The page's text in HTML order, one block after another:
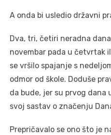
A onda bi usledio državni
Dva, tri, četiri neradna
novembar pada u četvrtak
se vršilo spajanje s
odmor od škole. Doduše
da bude, jer su prvog dana
svoj sastav o značenju
Prepričavalo se ono što je